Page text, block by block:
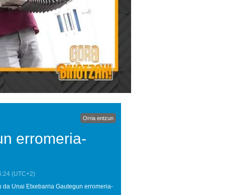
Orria entzun
erromeria-
(UTC+2)
Unai Etxebarria Gautegun erromeria-